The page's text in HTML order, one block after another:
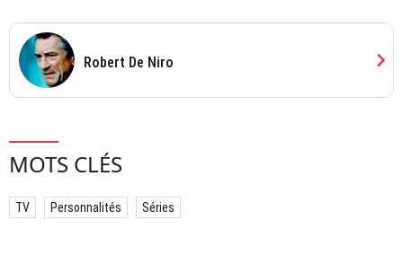
Robert De Niro chevron_right
MOTS CLÉS
TV Personnalités Séries